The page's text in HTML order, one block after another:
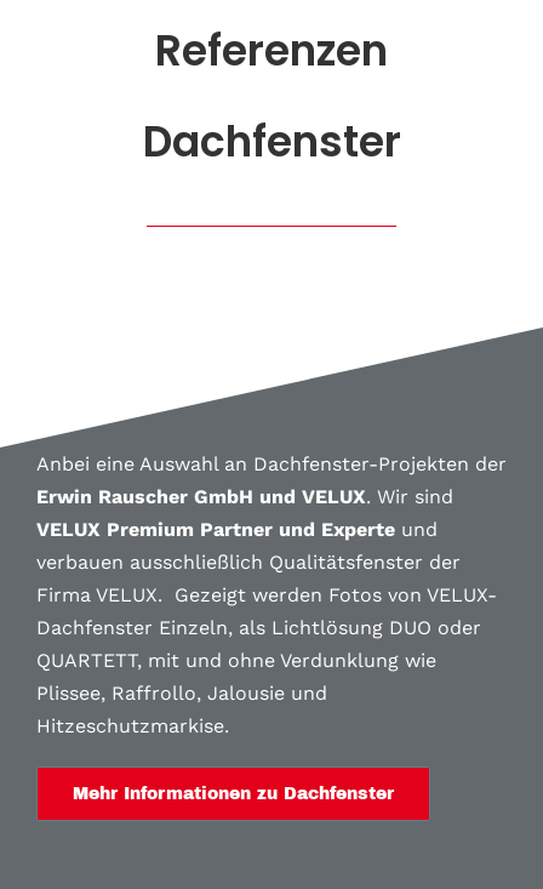
Referenzen
Dachfenster
Anbei eine Auswahl an Dachfenster-Projekten der
Erwin Rauscher GmbH und VELUX. Wir sind
VELUX Premium Partner und Experte und
verbauen ausschließlich Qualitätsfenster der
Firma VELUX. Gezeigt werden Fotos von VELUX-
Dachfenster Einzeln, als Lichtlösung DUO oder
QUARTETT, mit und ohne Verdunklung wie
Plissee, Raffrollo, Jalousie und
Hitzeschutzmarkise.
Mehr Informationen zu Dachfenster